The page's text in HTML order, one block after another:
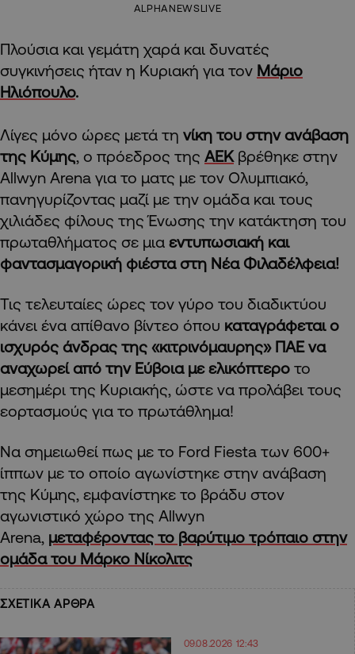
ALPHANEWSLIVE
Πλούσια και γεμάτη χαρά και δυνατές
συγκινήσεις ήταν η Κυριακή για τον Μάριο
Ηλιόπουλο.
Λίγες μόνο ώρες μετά τη νίκη του στην ανάβαση
της Κύμης, ο πρόεδρος της ΑΕΚ βρέθηκε στην
Allwyn Arena για το ματς με τον Ολυμπιακό,
πανηγυρίζοντας μαζί με την ομάδα και τους
χιλιάδες φίλους της Ένωσης την κατάκτηση του
πρωταθλήματος σε μια εντυπωσιακή και
φαντασμαγορική φιέστα στη Νέα Φιλαδέλφεια!
Τις τελευταίες ώρες τον γύρο του διαδικτύου
κάνει ένα απίθανο βίντεο όπου καταγράφεται ο
ισχυρός άνδρας της «κιτρινόμαυρης» ΠΑΕ να
αναχωρεί από την Εύβοια με ελικόπτερο το
μεσημέρι της Κυριακής, ώστε να προλάβει τους
εορτασμούς για το πρωτάθλημα!
Να σημειωθεί πως με το Ford Fiesta των 600+
ίππων με το οποίο αγωνίστηκε στην ανάβαση
της Κύμης, εμφανίστηκε το βράδυ στον
αγωνιστικό χώρο της Allwyn
Arena, μεταφέροντας το βαρύτιμο τρόπαιο στην
ομάδα του Μάρκο Νίκολιτς
ΣΧΕΤΙΚΑ ΑΡΘΡΑ
09.08.2026 12:43